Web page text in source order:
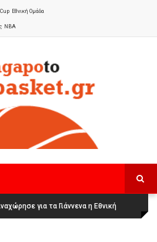
Εθνική Ομάδα
NBA
Καβάλας στην Women
League 1
για τα Γιάννενα η Εθνική
: